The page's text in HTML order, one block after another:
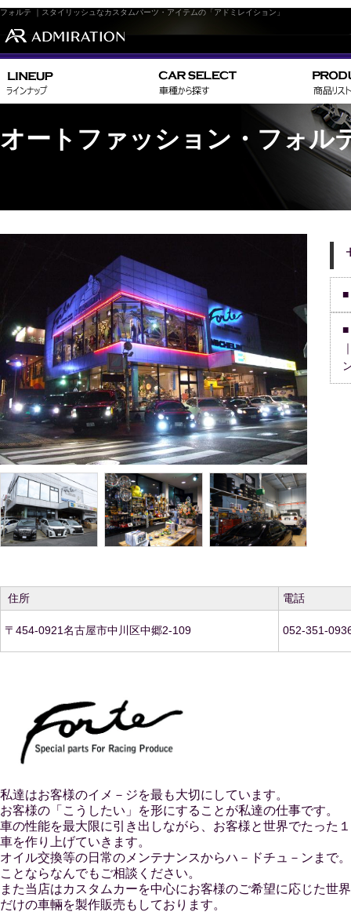
フォルテ ｜スタイリッシュなカスタムパーツ・アイテムの「アドミレイション」
オートファッション・フォル
■
■
住所 電話
〒 454-0921名古屋市中川区中郷2-109 052-351-
私達はお客様のイメ－ジを最も大切にしています。
お客様の「こうしたい」を形にすることが私達の仕事です。
車の性能を最大限に引き出しながら、お客様と世界でたった
車を作り上げていきます。
オイル交換等の日常のメンテナンスからハ－ドチュ－ンまで
ことならなんでもご相談ください。
また当店はカスタムカーを中心にお客様のご希望に応じた世
だけの車輛を製作販売もしております。